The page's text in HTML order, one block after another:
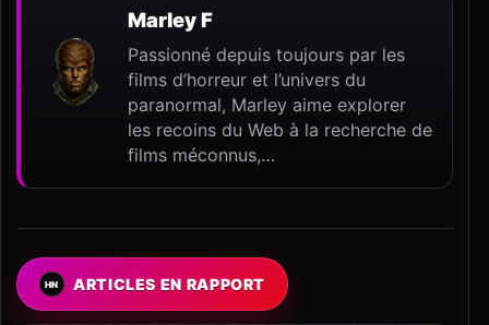
Marley F
Passionné depuis toujours par les
films d’horreur et l’univers du
paranormal, Marley aime explorer
les recoins du Web à la recherche de
films méconnus,…
ARTICLES EN RAPPORT